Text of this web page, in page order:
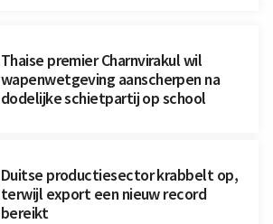
Thaise premier Charnvirakul wil
wapenwetgeving aanscherpen na
dodelijke schietpartij op school
Duitse productiesector krabbelt op,
terwijl export een nieuw record
bereikt